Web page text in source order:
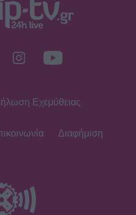
Εχεμύθειας
Διαφήμιση